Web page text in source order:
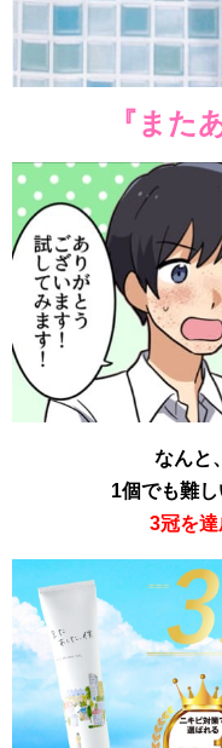
『また
なんと
1個でも難し
3冠を達